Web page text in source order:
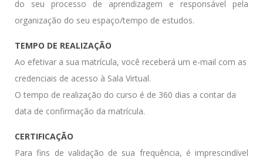
do seu processo de aprendizagem e responsável pela
organização do seu espaço/tempo de estudos.
TEMPO DE REALIZAÇÃO
Ao efetivar a sua matrícula, você receberá um e-mail com as
credenciais de acesso à Sala Virtual.
O tempo de realização do curso é de 360 dias a contar da
data de confirmação da matrícula.
CERTIFICAÇÃO
Para fins de validação de sua frequência, é imprescindível